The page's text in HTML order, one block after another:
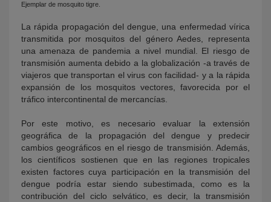
Ejemplar de mosquito tigre.
La rápida propagación del dengue, una enfermedad vírica
transmitida por mosquitos del género Aedes, representa
una amenaza de pandemia a nivel mundial. El riesgo de
transmisión aumenta debido a la globalización -a través de
viajeros que transportan el virus con facilidad- y a la rápida
expansión de los mosquitos vectores, favorecida por el
tráfico intercontinental de mercancías.
Por este motivo, es necesario evaluar la extensión
geográfica de la propagación del dengue y predecir
cambios geográficos en el riesgo de transmisión. Además,
los científicos sostienen que en las regiones tropicales
existen factores cuya participación en la transmisión del
dengue podría estar siendo subestimada, como es la
contribución del ciclo selvático, es decir, la transmisión